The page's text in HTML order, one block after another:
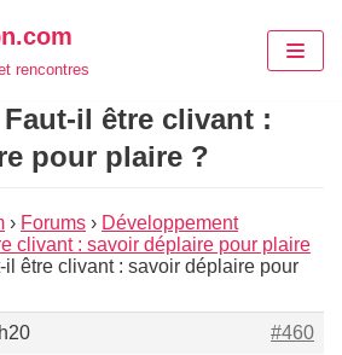
rencontres
il être clivant :
pour plaire ?
› Forums › Développement
clivant : savoir déplaire pour plaire
il être clivant : savoir déplaire pour
#460